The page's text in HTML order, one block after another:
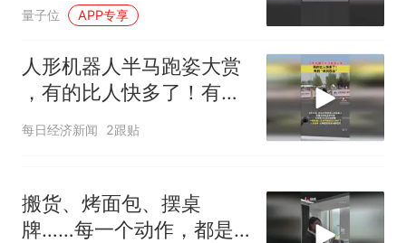
量子位 APP专享
人形机器人半马跑姿大赏
，有的比人快多了！有的
“状况百出”
每日经济新闻 2跟贴
搬货、烤面包、摆桌
牌……每一个动作，都是